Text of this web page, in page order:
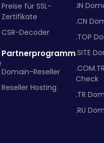
Preise für SSL-
Zertifikate
CSR-Decoder
Partnerprogramm
Domain-Reseller
Reseller Hosting
.IN
.CN
.TOP
.SITE
Check
.TR
.RU